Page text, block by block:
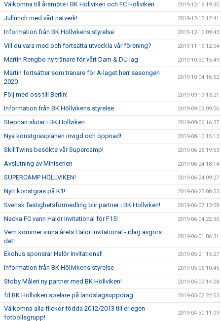
Välkomna till årsmöte i BK Höllviken och FC Höllviken 2019-12-19 19:30
Jullunch med vårt nätverk! 2019-12-13 12:41
Information från BK Höllvikens styrelse 2019-12-10 09:43
Vill du vara med och fortsätta utveckla vår förening? 2019-11-19 12:04
Martin Rengbo ny tränare för vårt Dam & DU lag 2019-10-30 15:49
Martin fortsätter som tränare för A-laget herr säsongen
2020
2019-10-04 16:52
Följ med oss till Berlin! 2019-09-19 13:21
Information från BK Höllvikens styrelse 2019-09-09 09:06
Stephan slutar i BK Höllviken 2019-09-06 16:37
Nya konstgräsplanen invigd och öppnad! 2019-08-10 15:13
SkillTwins besökte vår Supercamp! 2019-06-25 19:53
Avslutning av Miniserien 2019-06-24 18:14
SUPERCAMP HÖLLVIKEN! 2019-06-24 09:27
Nytt konstgräs på K1! 2019-06-23 08:53
Svensk fastighetsförmedling blir partner i BK Höllviken! 2019-06-07 13:58
Nacka FC vann Halör Invitational för F15! 2019-06-04 22:30
Vem kommer vinna årets Halör Invitational - idag avgörs
det!
2019-06-01 06:31
Ekohus sponsrar Halör Invitational! 2019-05-21 15:27
Information från BK Höllvikens styrelse 2019-05-06 10:45
Stoby Måleri ny partner med BK Höllviken! 2019-05-03 14:08
fd BK Höllviken spelare på landslagsuppdrag 2019-05-02 22:53
Välkomna alla flickor födda 2012/2013 till er egen
fotbollsgrupp!
2019-04-30 11:09